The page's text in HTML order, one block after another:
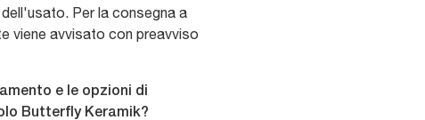
Per la consegna a
viene avvisato con preavviso
e le opzioni di
Butterfly Keramik?